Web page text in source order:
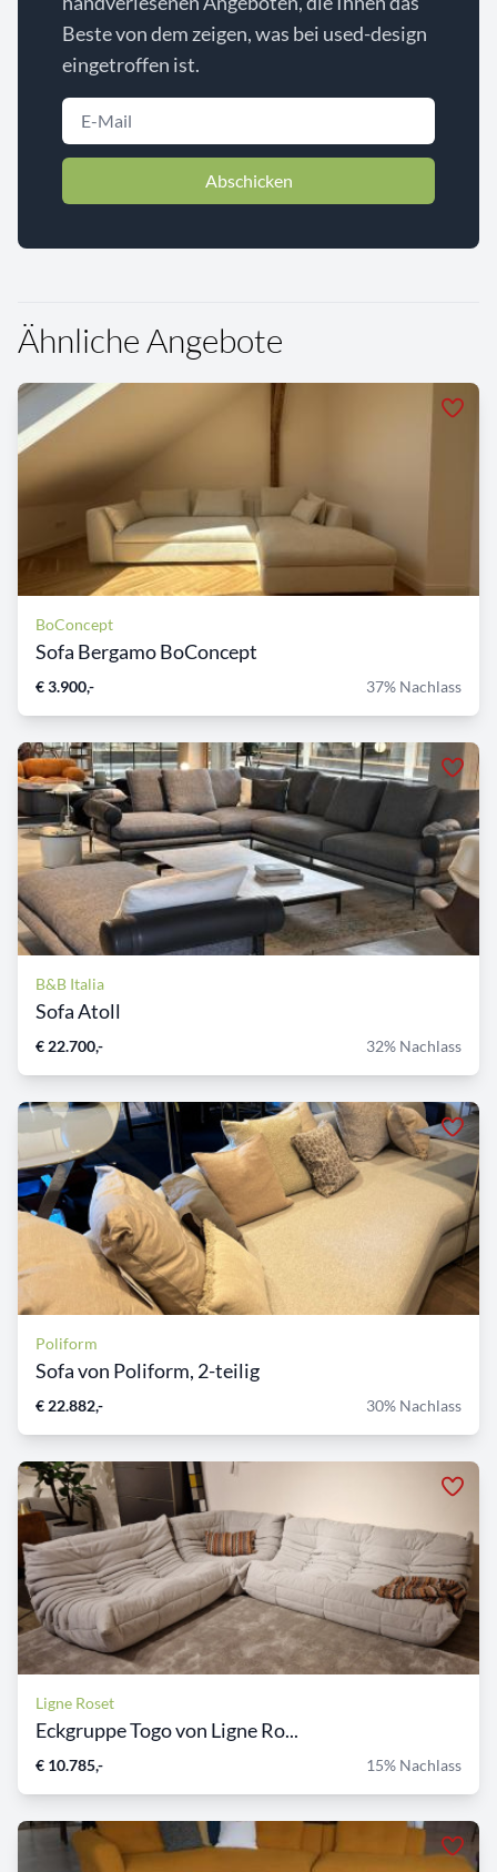
Beste von dem zeigen, was bei used-design
eingetroffen ist.
Abschicken
Ähnliche Angebote
BoConcept
Sofa Bergamo BoConcept
€ 3.900,- 37% Nachlass
B&B Italia
Sofa Atoll
€ 22.700,- 32% Nachlass
Poliform
Sofa von Poliform, 2-teilig
€ 22.882,- 30% Nachlass
Ligne Roset
Eckgruppe Togo von Ligne Ro...
€ 10.785,- 15% Nachlass